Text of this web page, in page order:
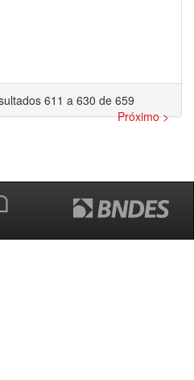
611 a 630 de 659
Próximo >